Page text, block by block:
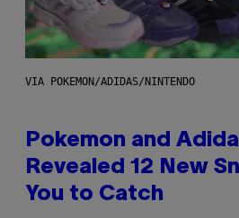
VIA POKEMON/ADIDAS/NINTENDO
Pokemon and
Revealed 12 New
You to Catch